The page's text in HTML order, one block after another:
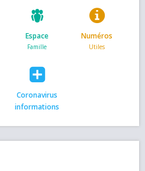
Espace Numéros
Coronavirus
informations